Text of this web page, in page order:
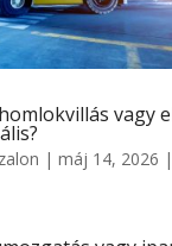
vagy
| máj 14, 2026 |